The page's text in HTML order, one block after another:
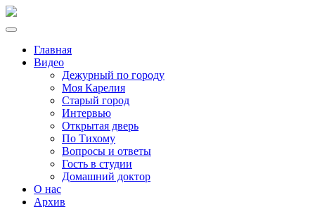
Главная
Видео
Дежурный по городу
Моя Карелия
Старый город
Интервью
Открытая дверь
По Тихому
Вопросы и ответы
Гость в студии
Домашний доктор
О нас
Архив